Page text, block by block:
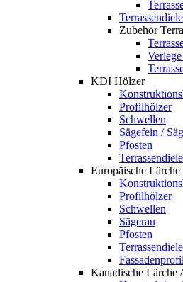
Zubehör
KDI Hölzer
Profilhölzer
Schwellen
Sägefein /
Pfosten
Europäische
Profilhölzer
Schwellen
Sägerau
Pfosten
Kanadische Lärche